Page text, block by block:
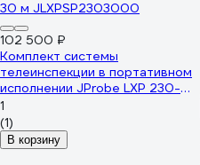
102 500 ₽
Комплект системы
телеинспекции в портативном
исполнении JProbe LXP 230-
3000 диаметр 23.0 мм, длина
30 м JLXPSP2303000
1
(1)
В корзину